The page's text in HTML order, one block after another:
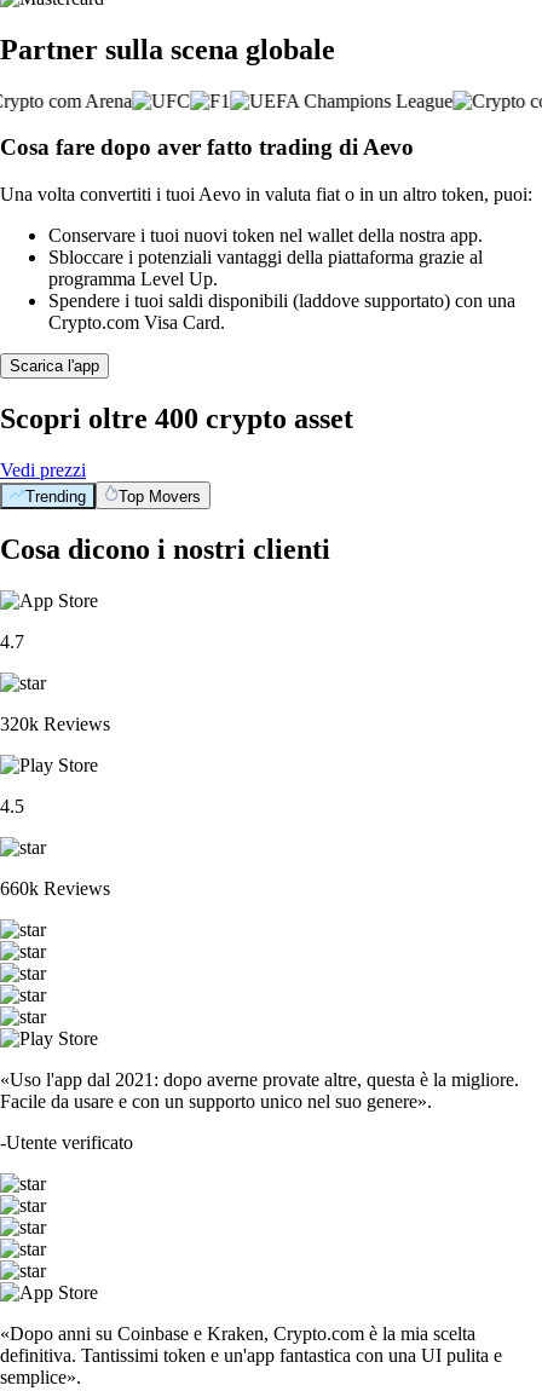
Partner sulla scena globale
Cosa fare dopo aver fatto trading di Aevo
Una volta convertiti i tuoi Aevo in valuta fiat o in un altro token, puoi:
Conservare i tuoi nuovi token nel wallet della nostra app.
Sbloccare i potenziali vantaggi della piattaforma grazie al
programma Level Up.
Spendere i tuoi saldi disponibili (laddove supportato) con una
Crypto.com Visa Card.
Scarica l'app
Scopri oltre 400 crypto asset
Vedi prezzi
Trending Top Movers
Cosa dicono i nostri clienti
4.7
320k Reviews
4.5
660k Reviews
«Uso l'app dal 2021: dopo averne provate altre, questa è la migliore.
Facile da usare e con un supporto unico nel suo genere».
-Utente verificato
«Dopo anni su Coinbase e Kraken, Crypto.com è la mia scelta
definitiva. Tantissimi token e un'app fantastica con una UI pulita e
semplice».